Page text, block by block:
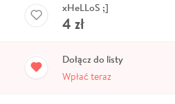
xHeLLoS ;]
4 zł
Dołącz do listy
Wpłać teraz